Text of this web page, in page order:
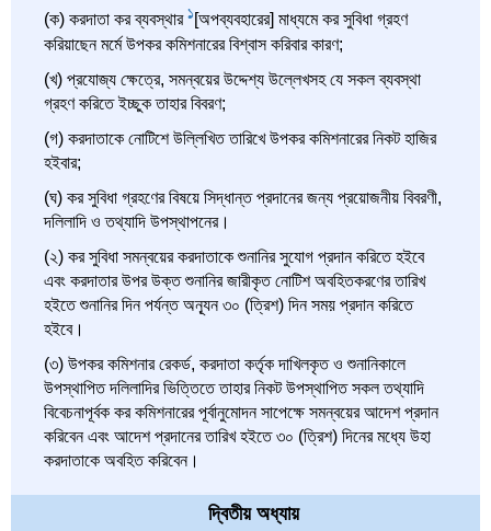
(ক) করদাতা কর ব্যবস্থার1[অপব্যবহারের] মাধ্যমে কর সুবিধা গ্রহণ
করিয়াছেন মর্মে উপকর কমিশনারের বিশ্বাস করিবার কারণ;
(খ) প্রযোজ্য ক্ষেত্রে, সমন্বয়ের উদ্দেশ্য উল্লেখসহ যে সকল ব্যবস্থা
গ্রহণ করিতে ইচ্ছুক তাহার বিবরণ;
(গ) করদাতাকে নোটিশে উল্লিখিত তারিখে উপকর কমিশনারের নিকট হাজির
হইবার;
(ঘ) কর সুবিধা গ্রহণের বিষয়ে সিদ্ধান্ত প্রদানের জন্য প্রয়োজনীয় বিবরণী,
দলিলাদি ও তথ্যাদি উপস্থাপনের।
(২) কর সুবিধা সমন্বয়ের করদাতাকে শুনানির সুযোগ প্রদান করিতে হইবে
এবং করদাতার উপর উক্ত শুনানির জারীকৃত নোটিশ অবহিতকরণের তারিখ
হইতে শুনানির দিন পর্যন্ত অন্যূন ৩০ (ত্রিশ) দিন সময় প্রদান করিতে
হইবে।
(৩) উপকর কমিশনার রেকর্ড, করদাতা কর্তৃক দাখিলকৃত ও শুনানিকালে
উপস্থাপিত দলিলাদির ভিত্তিতে তাহার নিকট উপস্থাপিত সকল তথ্যাদি
বিবেচনাপূর্বক কর কমিশনারের পূর্বানুমোদন সাপেক্ষে সমন্বয়ের আদেশ প্রদান
করিবেন এবং আদেশ প্রদানের তারিখ হইতে ৩০ (ত্রিশ) দিনের মধ্যে উহা
করদাতাকে অবহিত করিবেন।
দ্বিতীয় অধ্যায়